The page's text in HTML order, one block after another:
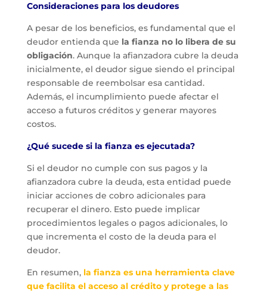
Consideraciones para los deudores
A pesar de los beneficios, es fundamental que el
deudor entienda que la fianza no lo libera de su
obligación. Aunque la afianzadora cubre la deuda
inicialmente, el deudor sigue siendo el principal
responsable de reembolsar esa cantidad.
Además, el incumplimiento puede afectar el
acceso a futuros créditos y generar mayores
costos.
¿Qué sucede si la fianza es ejecutada?
Si el deudor no cumple con sus pagos y la
afianzadora cubre la deuda, esta entidad puede
iniciar acciones de cobro adicionales para
recuperar el dinero. Esto puede implicar
procedimientos legales o pagos adicionales, lo
que incrementa el costo de la deuda para el
deudor.
En resumen, la fianza es una herramienta clave
que facilita el acceso al crédito y protege a las